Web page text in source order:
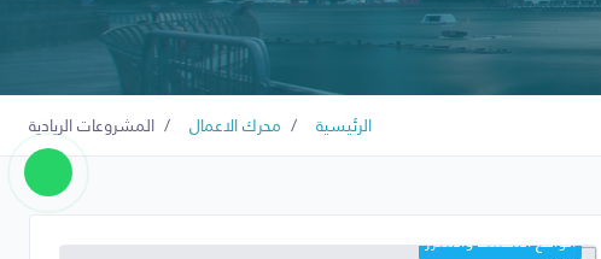
الرئيسية محرك الاعمال المشروعات الريادية
الواقع المختلط والمعزز